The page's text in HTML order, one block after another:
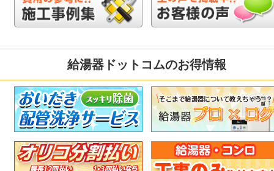
給湯器ドットコムのお得情報